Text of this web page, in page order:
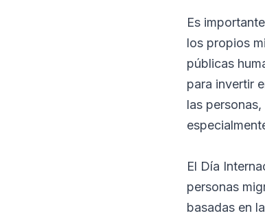
Es
los propios
públicas
para invertir
las
El Día
personas
basadas en